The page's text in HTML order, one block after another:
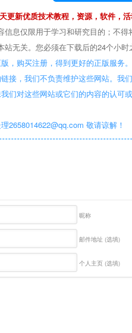
更新优质技术教程，资源，软件，活
息仅限用于学习和研究目的；不
无关。您必须在下载后的24个小时
，购买注册，得到更好的正版服务。
接，我们不负责维护这些网站。我
们对这些网站或它们的内容的认
2658014622@qq.com 敬请谅解！
昵称
邮件地址 (选填)
个人主页 (选填)